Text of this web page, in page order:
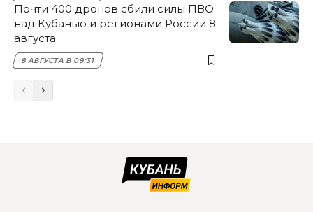
Почти 400 дронов сбили силы ПВО
над Кубанью и регионами России 8
августа
8 АВГУСТА В 09:31